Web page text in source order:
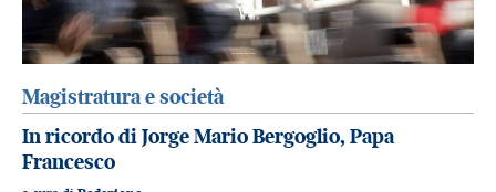
Magistratura e società
In ricordo di Jorge Mario Bergoglio, Papa
Francesco